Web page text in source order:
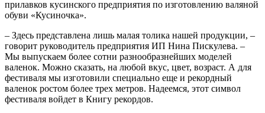
прилавков кусинского предприятия по изготовлению валяной
обуви «Кусиночка».
– Здесь представлена лишь малая толика нашей продукции, –
говорит руководитель предприятия ИП Нина Пискулева. –
Мы выпускаем более сотни разнообразнейших моделей
валенок. Можно сказать, на любой вкус, цвет, возраст. А для
фестиваля мы изготовили специально еще и рекордный
валенок ростом более трех метров. Надеемся, этот символ
фестиваля войдет в Книгу рекордов.